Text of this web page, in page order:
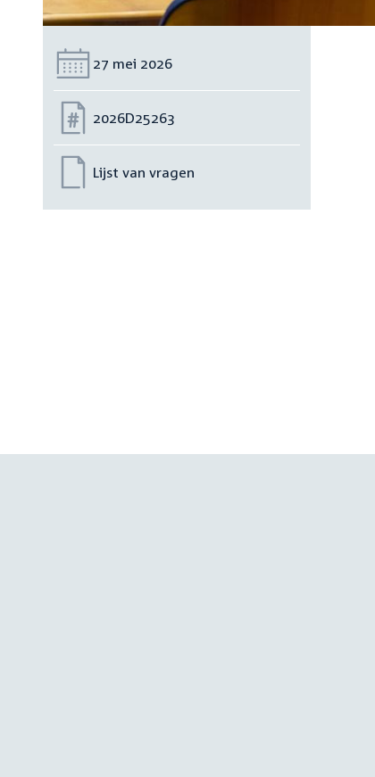
Datum:
27 mei 2026
Nummer:
2026D25263
Lijst van vragen